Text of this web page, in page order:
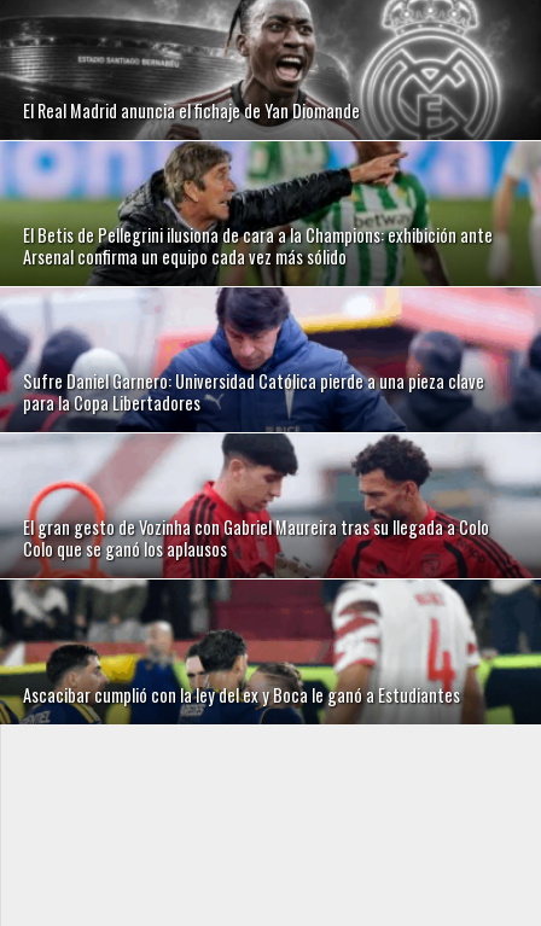
El Real Madrid anuncia el fichaje de Yan Diomande
El Betis de Pellegrini ilusiona de cara a la Champions: exhibición ante
Arsenal confirma un equipo cada vez más sólido
Sufre Daniel Garnero: Universidad Católica pierde a una pieza clave
para la Copa Libertadores
El gran gesto de Vozinha con Gabriel Maureira tras su llegada a Colo
Colo que se ganó los aplausos
Ascacibar cumplió con la ley del ex y Boca le ganó a Estudiantes